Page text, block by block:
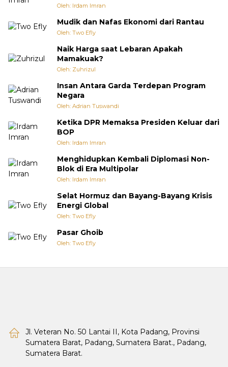
Oleh: Irdam Imran
Mudik dan Nafas Ekonomi dari Rantau
Oleh: Two Efly
Naik Harga saat Lebaran Apakah
Mamakuak?
Oleh: Zuhrizul
Insan Antara Garda Terdepan Program
Negara
Oleh: Adrian Tuswandi
Ketika DPR Memaksa Presiden Keluar dari
BOP
Oleh: Irdam Imran
Menghidupkan Kembali Diplomasi Non-
Blok di Era Multipolar
Oleh: Irdam Imran
Selat Hormuz dan Bayang-Bayang Krisis
Energi Global
Oleh: Two Efly
Pasar Ghoib
Oleh: Two Efly
Jl. Veteran No. 50 Lantai II, Kota Padang, Provinsi
Sumatera Barat, Padang, Sumatera Barat., Padang,
Sumatera Barat.